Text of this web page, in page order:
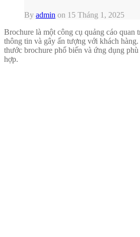
By admin on 15 Tháng 1, 2025
Brochure là một công cụ quảng cáo quan
thông tin và gây ấn tượng với khách
thước brochure phổ biến và ứng dụng
hợp.